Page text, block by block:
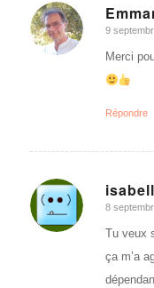
dit
:
9
Merci
Répondre
dit
:
8
Tu veux
ça m’a